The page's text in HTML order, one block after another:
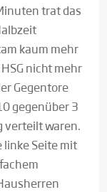
trat das
kaum mehr
nicht mehr
Gegentore
gegenüber 3
verteilt waren.
linke Seite mit